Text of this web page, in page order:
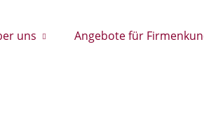
uns Angebote für